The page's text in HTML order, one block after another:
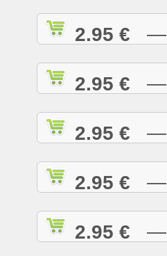
2.95 € —
2.95 € —
2.95 € —
2.95 € —
2.95 € —